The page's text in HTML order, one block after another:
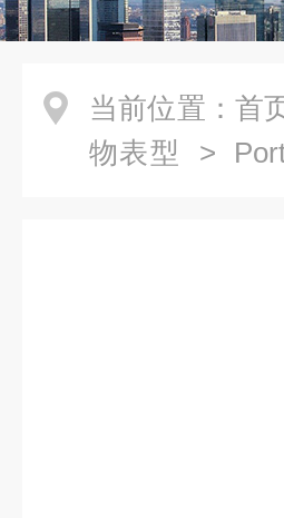
当前位置： 首
物表型
>